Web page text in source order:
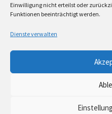
Einwilligung nicht erteilst oder
Funktionen beeinträchtigt werden.
Dienste verwalten
Hemingway Lounge, am
MollezuInterview mit
8ten Vinylflohmarkt am